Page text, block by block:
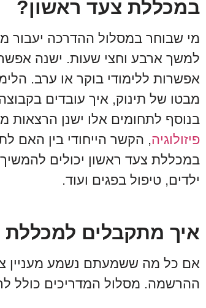
במכללת צעד ראשון?
מי שבוחר במסלול ההדרכה יעבור
למשך ארבע וחצי שעות. ישנה
אפשרות ללימודי בוקר או ערב.
מבטו של תינוק, איך עובדים
בנוסף לתחומים אלו ישנן הרצאות
פיזולוגיה, הקשר הייחודי בין האם
במכללת צעד ראשון יכולים להמשיך
ילדים, טיפול בפגים ועוד.
איך מתקבלים למכללת
אם כל מה ששמעתם נשמע מעניין
ההרשמה. מסלול המדריכים כולל